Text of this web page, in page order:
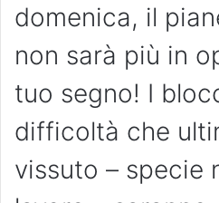
domenica, il
non sarà più in
tuo segno! I
difficoltà che
vissuto – specie